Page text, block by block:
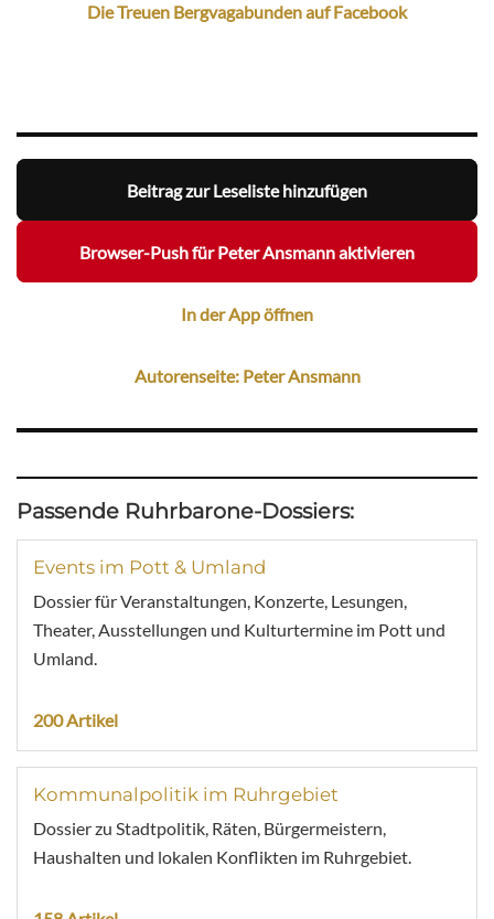
Die Treuen Bergvagabunden auf Facebook
Beitrag zur Leseliste hinzufügen
Browser-Push für Peter Ansmann aktivieren
In der App öffnen
Autorenseite: Peter Ansmann
Passende Ruhrbarone-Dossiers:
Events im Pott & Umland
Dossier für Veranstaltungen, Konzerte, Lesungen,
Theater, Ausstellungen und Kulturtermine im Pott und
Umland.
200 Artikel
Kommunalpolitik im Ruhrgebiet
Dossier zu Stadtpolitik, Räten, Bürgermeistern,
Haushalten und lokalen Konflikten im Ruhrgebiet.